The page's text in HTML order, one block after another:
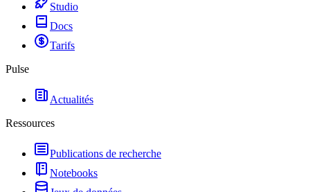
Studio
Docs
Tarifs
Pulse
Actualités
Ressources
Publications de recherche
Notebooks